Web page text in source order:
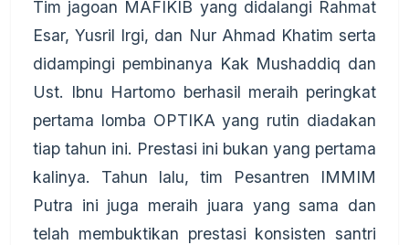
Tim jagoan MAFIKIB yang didalangi Rahmat
Esar, Yusril Irgi, dan Nur Ahmad Khatim serta
didampingi pembinanya Kak Mushaddiq dan
Ust. Ibnu Hartomo berhasil meraih peringkat
pertama lomba OPTIKA yang rutin diadakan
tiap tahun ini. Prestasi ini bukan yang pertama
kalinya. Tahun lalu, tim Pesantren IMMIM
Putra ini juga meraih juara yang sama dan
telah membuktikan prestasi konsisten santri